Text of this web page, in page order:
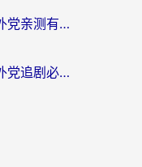
网易云音乐国外怎么下？海外党亲测有效的回国加速器指南
在国外不能看爱奇艺吗？海外党追剧必看的回国加速器选择指南